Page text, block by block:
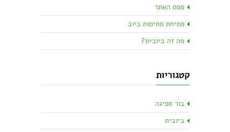
מפת האתר
פתיחת סתימות ביוב
מה זה ביובית?
קטגוריות
בור ספיגה
ביובית